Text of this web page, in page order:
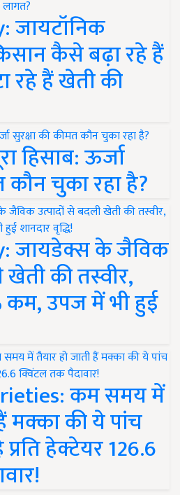
जायटॉनिक
कैसे बढ़ा रहे हैं
रहे हैं खेती की
हिसाब: ऊर्जा
कौन चुका रहा है?
जायडेक्स के जैविक
खेती की तस्वीर,
उपज में भी हुई
कम समय में
मक्का की ये पांच
हेक्टेयर 126.6